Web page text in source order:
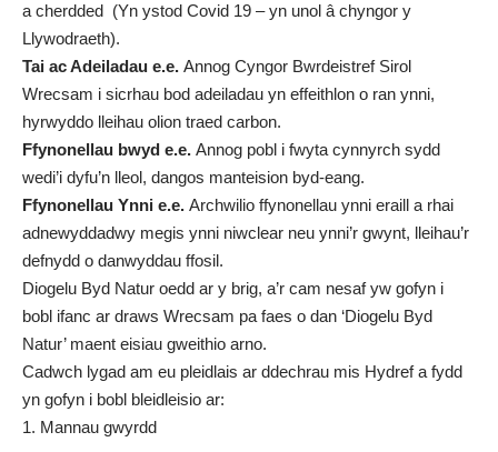
a cherdded (Yn ystod Covid 19 – yn unol â chyngor y
Llywodraeth).
Tai ac Adeiladau e.e. Annog Cyngor Bwrdeistref Sirol
Wrecsam i sicrhau bod adeiladau yn effeithlon o ran ynni,
hyrwyddo lleihau olion traed carbon.
Ffynonellau bwyd e.e. Annog pobl i fwyta cynnyrch sydd
wedi’i dyfu’n lleol, dangos manteision byd-eang.
Ffynonellau Ynni e.e. Archwilio ffynonellau ynni eraill a rhai
adnewyddadwy megis ynni niwclear neu ynni’r gwynt, lleihau’r
defnydd o danwyddau ffosil.
Diogelu Byd Natur oedd ar y brig, a’r cam nesaf yw gofyn i
bobl ifanc ar draws Wrecsam pa faes o dan ‘Diogelu Byd
Natur’ maent eisiau gweithio arno.
Cadwch lygad am eu pleidlais ar ddechrau mis Hydref a fydd
yn gofyn i bobl bleidleisio ar:
Mannau gwyrdd